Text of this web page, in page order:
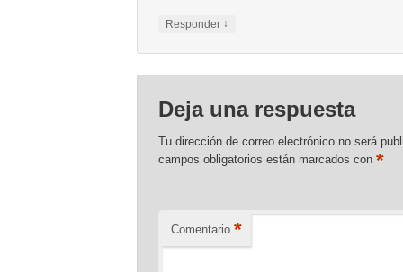
Responder ↓
Deja una respuesta
Tu dirección de correo electrónico no será
campos obligatorios están marcados con*
Comentario *